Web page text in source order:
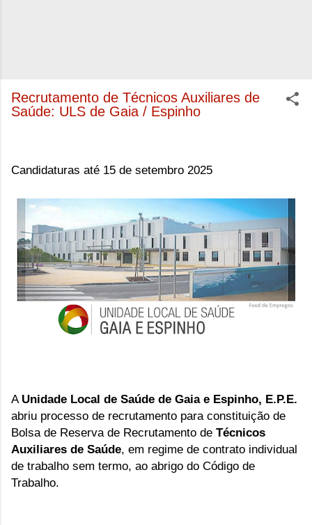
Recrutamento de Técnicos Auxiliares de
Saúde: ULS de Gaia / Espinho
Candidaturas até 15 de setembro 2025
A Unidade Local de Saúde de Gaia e Espinho, E.P.E.
abriu processo de recrutamento para constituição de
Bolsa de Reserva de Recrutamento de Técnicos
Auxiliares de Saúde, em regime de contrato individual
de trabalho sem termo, ao abrigo do Código de
Trabalho.